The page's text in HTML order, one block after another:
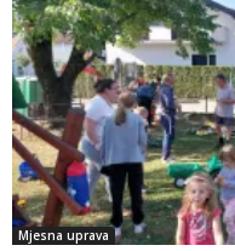
Mjesna uprava